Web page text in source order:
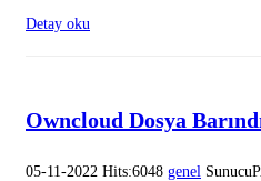
Detay oku
Owncloud Dosya
05-11-2022 Hits:6048 genel